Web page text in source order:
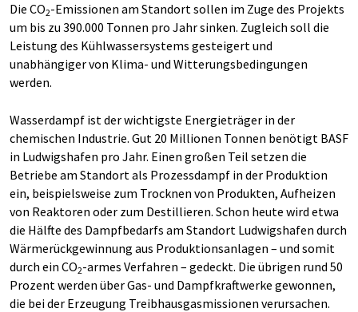
Die CO2-Emissionen am Standort sollen im Zuge des Projekts
um bis zu 390.000 Tonnen pro Jahr sinken. Zugleich soll die
Leistung des Kühlwassersystems gesteigert und
unabhängiger von Klima- und Witterungsbedingungen
werden.
Wasserdampf ist der wichtigste Energieträger in der
chemischen Industrie. Gut 20 Millionen Tonnen benötigt BASF
in Ludwigshafen pro Jahr. Einen großen Teil setzen die
Betriebe am Standort als Prozessdampf in der Produktion
ein, beispielsweise zum Trocknen von Produkten, Aufheizen
von Reaktoren oder zum Destillieren. Schon heute wird etwa
die Hälfte des Dampfbedarfs am Standort Ludwigshafen durch
Wärmerückgewinnung aus Produktionsanlagen – und somit
durch ein CO2-armes Verfahren – gedeckt. Die übrigen rund 50
Prozent werden über Gas- und Dampfkraftwerke gewonnen,
die bei der Erzeugung Treibhausgasmissionen verursachen.